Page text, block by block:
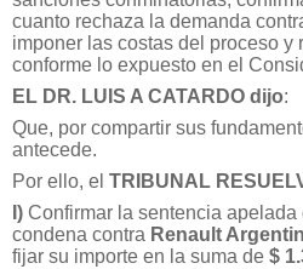
cuanto rechaza la demanda
imponer las costas del proceso y
conforme lo expuesto en el
EL DR. LUIS A CATARDO dijo:
Que, por compartir sus
antecede.
Por ello, el TRIBUNAL
I) Confirmar la sentencia
condena contra Renault
fijar su importe en la suma de $